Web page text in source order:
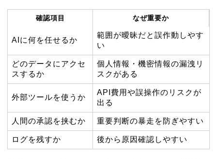
確認項目 なぜ重要か
AIに何を任せるか
範囲が曖昧だと誤作動しやす
い
どのデータにアクセ
スするか
個人情報・機密情報の漏洩リ
スクがある
外部ツールを使うか
API費用や誤操作のリスクが
出る
人間の承認を挟むか 重要判断の暴走を防ぎやすい
ログを残すか 後から原因確認しやすい